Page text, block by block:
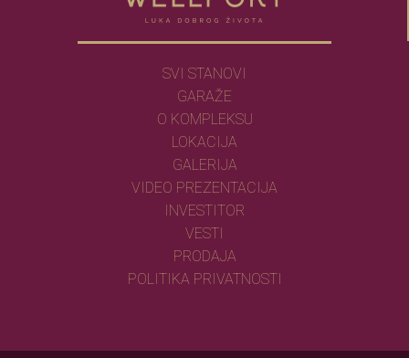
SVI STANOVI
GARAŽE
O KOMPLEKSU
LOKACIJA
GALERIJA
VIDEO PREZENTACIJA
INVESTITOR
VESTI
PRODAJA
POLITIKA PRIVATNOSTI